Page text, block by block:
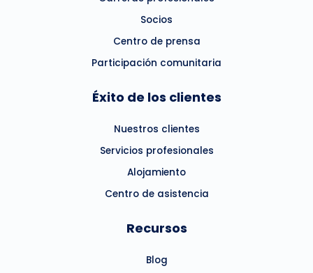
Socios
Centro de prensa
Participación comunitaria
Éxito de los clientes
Nuestros clientes
Servicios profesionales
Alojamiento
Centro de asistencia
Recursos
Blog